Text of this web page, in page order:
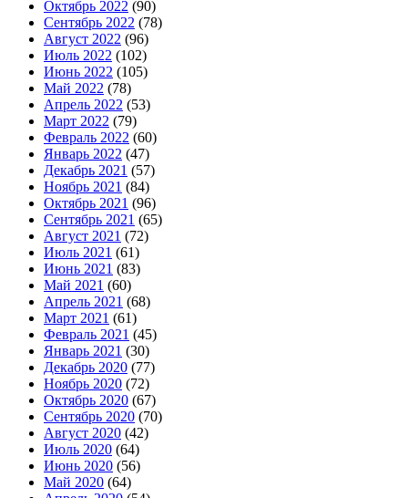
Октябрь 2022 (90)
Сентябрь 2022 (78)
Август 2022 (96)
Июль 2022 (102)
Июнь 2022 (105)
Май 2022 (78)
Апрель 2022 (53)
Март 2022 (79)
Февраль 2022 (60)
Январь 2022 (47)
Декабрь 2021 (57)
Ноябрь 2021 (84)
Октябрь 2021 (96)
Сентябрь 2021 (65)
Август 2021 (72)
Июль 2021 (61)
Июнь 2021 (83)
Май 2021 (60)
Апрель 2021 (68)
Март 2021 (61)
Февраль 2021 (45)
Январь 2021 (30)
Декабрь 2020 (77)
Ноябрь 2020 (72)
Октябрь 2020 (67)
Сентябрь 2020 (70)
Август 2020 (42)
Июль 2020 (64)
Июнь 2020 (56)
Май 2020 (64)